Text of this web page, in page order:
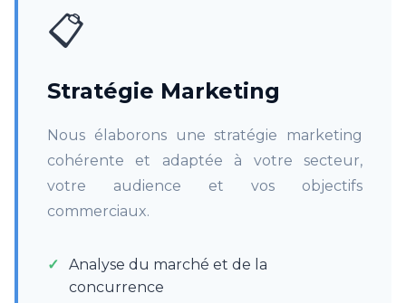
📋
Stratégie Marketing
Nous élaborons une stratégie marketing
cohérente et adaptée à votre secteur,
votre audience et vos objectifs
commerciaux.
Analyse du marché et de la
concurrence